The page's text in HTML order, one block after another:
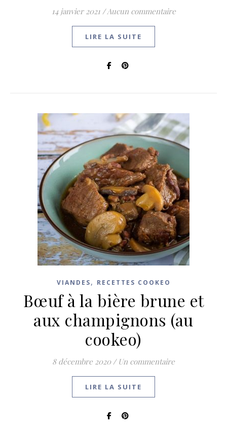
14 janvier 2021 /Aucun commentaire
LIRE LA SUITE
VIANDES, RECETTES COOKEO
Bœuf à la bière brune et
aux champignons (au
cookeo)
8 décembre 2020 / Un commentaire
LIRE LA SUITE